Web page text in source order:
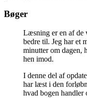
Bøger
Læsning er en af de
bedre til. Jeg har et
minutter om dagen,
hen imod.
I denne del af
har læst i den
hvad bogen handler